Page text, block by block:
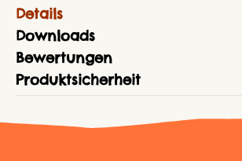
Details
Downloads
Bewertungen
Produktsicherheit